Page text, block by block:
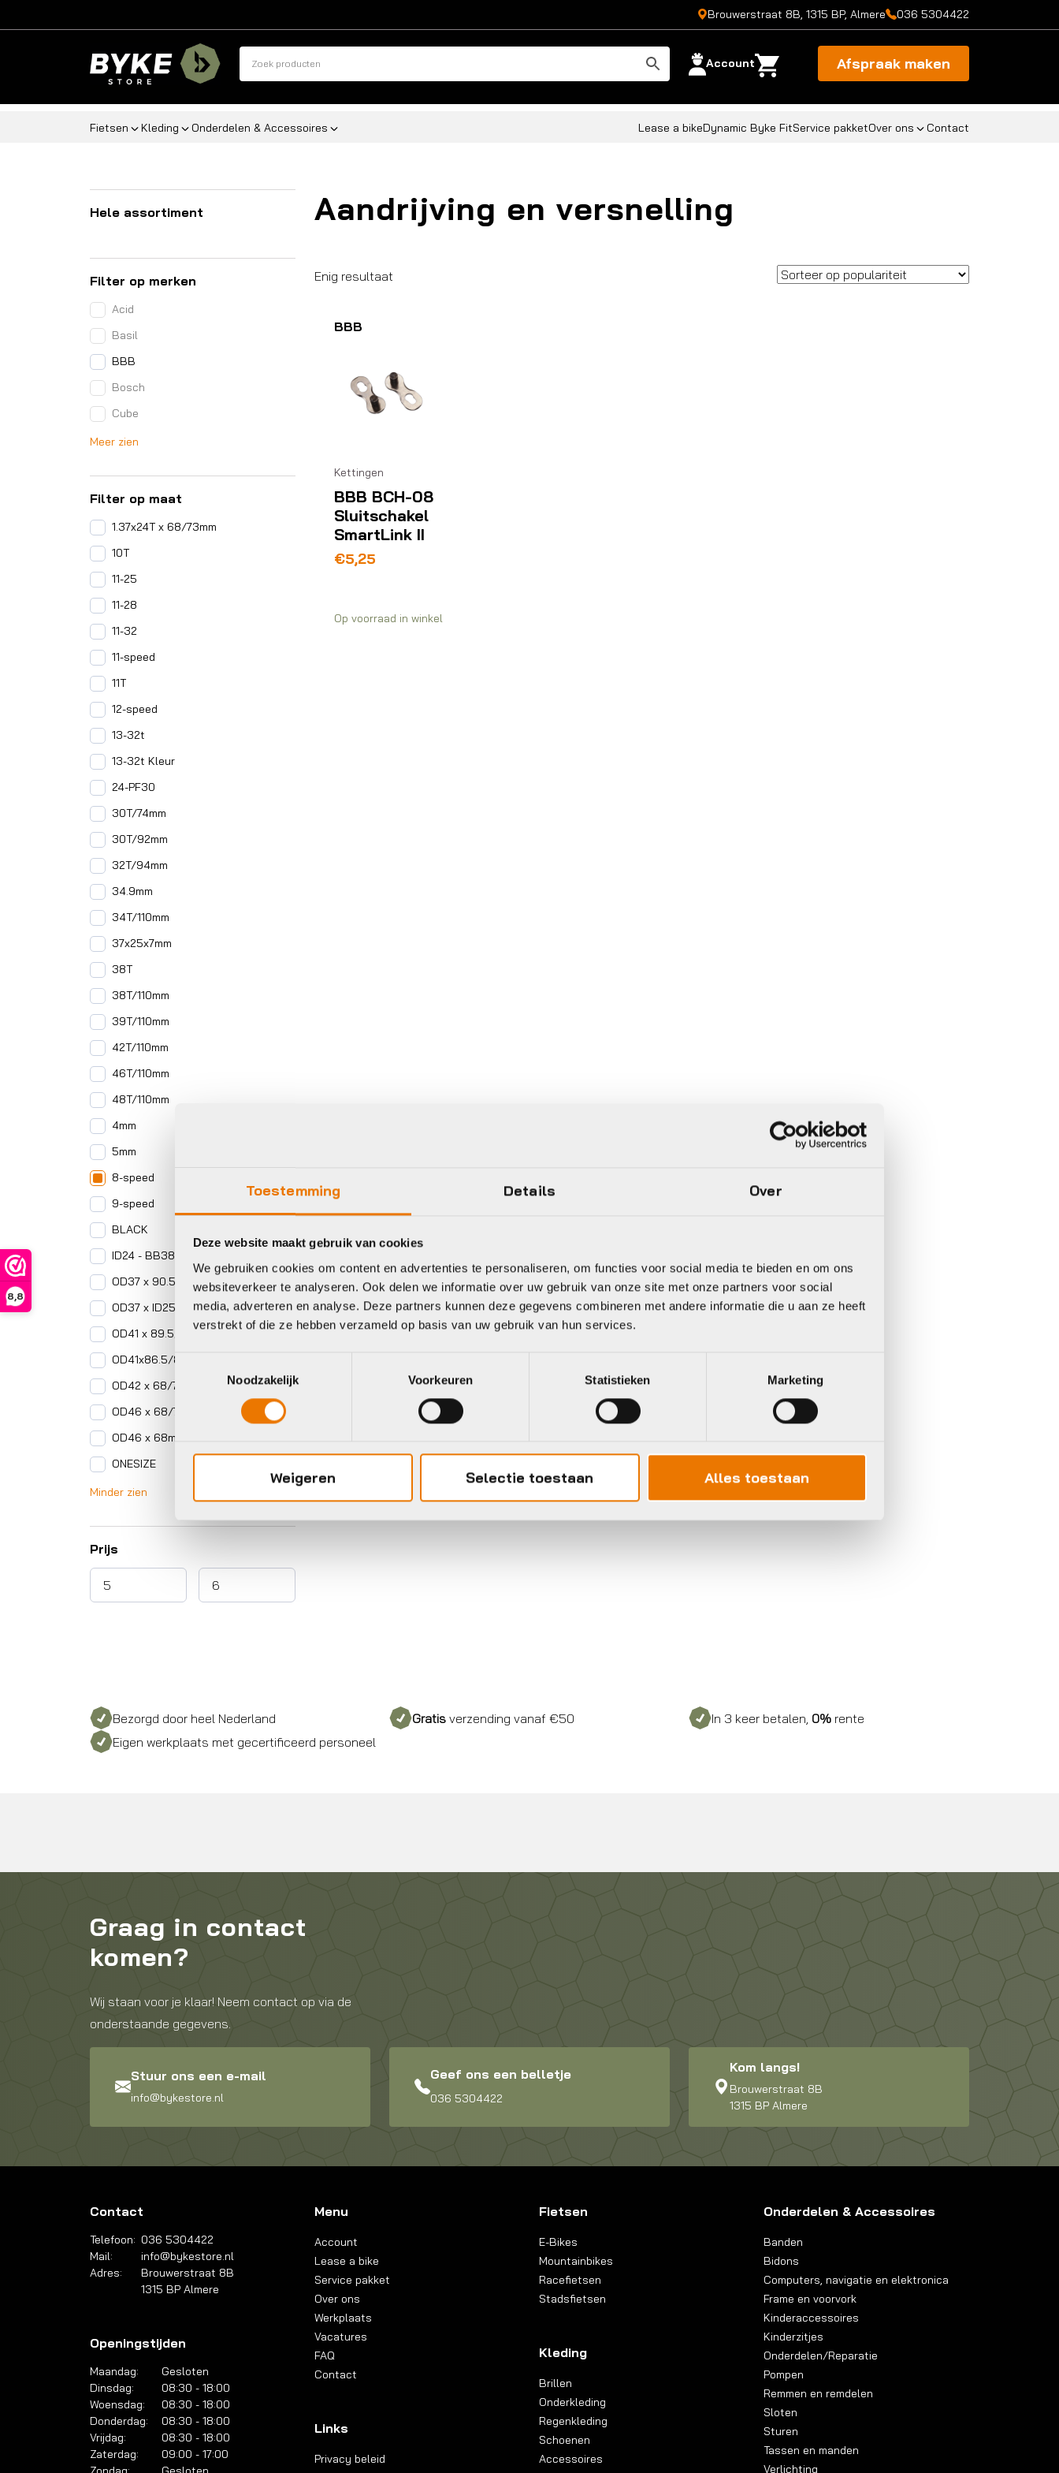
Toestemming Details Over
Deze website maakt gebruik van cookies
We gebruiken cookies om content en advertenties te personaliseren, om functies voor social media te bieden en om ons
websiteverkeer te analyseren. Ook delen we informatie over uw gebruik van onze site met onze partners voor social
media, adverteren en analyse. Deze partners kunnen deze gegevens combineren met andere informatie die u aan ze heeft
verstrekt of die ze hebben verzameld op basis van uw gebruik van hun services.
Toestemmingsselectie
Noodzakelijk
Voorkeuren Statistieken Marketing
Weigeren Selectie toestaan Alles toestaan
8,8
Brouwerstraat 8B, 1315 BP, Almere 036 5304422
Account Afspraak maken
Fietsen Kleding Onderdelen & Accessoires Lease a bikeDynamic Byke FitService pakketOver ons Contact
Hele assortiment
Filter op merken
Acid
Basil
BBB
Bosch
Cube
Meer zien
Filter op maat
1.37x24T x 68/73mm
10T
11-25
11-28
11-32
11-speed
11T
12-speed
13-32t
13-32t Kleur
24-PF30
30T/74mm
30T/92mm
32T/94mm
34.9mm
34T/110mm
37x25x7mm
38T
38T/110mm
39T/110mm
42T/110mm
46T/110mm
48T/110mm
4mm
5mm
8-speed
9-speed
BLACK
ID24 - BB386 EVO
OD37 x 90.5/95mm
OD37 x ID25 x 6mm
OD41 x 89.5/92mm
OD41x86.5/89.5/92mm
OD42 x 68/73mm
OD46 x 68/73mm
OD46 x 68mm
ONESIZE
Minder zien
Prijs
Aandrijving en versnelling
Enig resultaat
BBB
Kettingen
BBB BCH-08
Sluitschakel
SmartLink II
€5,25
Op voorraad in winkel
Bezorgd door heel Nederland Gratis verzending vanaf €50 In 3 keer betalen, 0% rente
Eigen werkplaats met gecertificeerd personeel
Graag in contact
komen?
Wij staan voor je klaar! Neem contact op via de
onderstaande gegevens.
Stuur ons een e-mail
info@bykestore.nl
Geef ons een belletje
036 5304422
Kom langs!
Brouwerstraat 8B
1315 BP Almere
Contact
Telefoon: 036 5304422
Mail:
info@bykestore.nl
Adres:
Brouwerstraat 8B
1315 BP Almere
Openingstijden
Maandag:
Gesloten
Dinsdag:
08:30 - 18:00
Woensdag:
08:30 - 18:00
Donderdag:
08:30 - 18:00
Vrijdag:
08:30 - 18:00
Zaterdag:
09:00 - 17:00
Menu
Account
Lease a bike
Service pakket
Over ons
Werkplaats
Vacatures
FAQ
Contact
Links
Privacy beleid
Fietsen
E-Bikes
Mountainbikes
Racefietsen
Stadsfietsen
Kleding
Brillen
Onderkleding
Regenkleding
Schoenen
Accessoires
Onderdelen & Accessoires
Banden
Bidons
Computers, navigatie en elektronica
Frame en voorvork
Kinderaccessoires
Kinderzitjes
Onderdelen/Reparatie
Pompen
Remmen en remdelen
Sloten
Sturen
Tassen en manden
Verlichting